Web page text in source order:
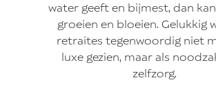
water geeft en bijmest, dan
groeien en bloeien. Gelukkig
retraites tegenwoordig niet
luxe gezien, maar als
zelfzorg.